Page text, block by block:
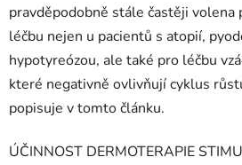
pravděpodobně stále častěji volena
léčbu nejen u pacientů s atopií,
hypotyreózou, ale také pro léčbu
které negativně ovlivňují cyklus
popisuje v tomto článku.
ÚČINNOST DERMOTERAPIE